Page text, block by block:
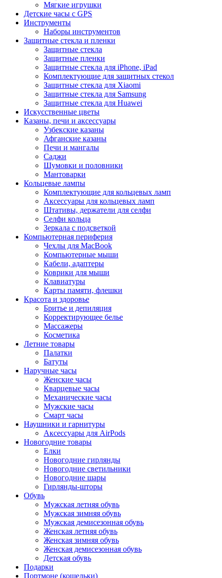
Мягкие игрушки
Детские часы с GPS
Инструменты
Наборы инструментов
Защитные стекла и пленки
Защитные стекла
Защитные пленки
Защитные стекла для iPhone, iPad
Комплектующие для защитных стекол
Защитные стекла для Xiaomi
Защитные стекла для Samsung
Защитные стекла для Huawei
Искусственные цветы
Казаны, печи и аксессуары
Узбекские казаны
Афганские казаны
Печи и мангалы
Саджи
Шумовки и половники
Мантоварки
Кольцевые лампы
Комплектующие для кольцевых ламп
Аксессуары для кольцевых ламп
Штативы, держатели для селфи
Селфи кольца
Зеркала с подсветкой
Компьютерная периферия
Чехлы для MacBook
Компьютерные мыши
Кабели, адаптеры
Коврики для мыши
Клавиатуры
Карты памяти, флешки
Красота и здоровье
Бритье и депиляция
Корректирующее белье
Массажеры
Косметика
Летние товары
Палатки
Батуты
Наручные часы
Женские часы
Кварцевые часы
Механические часы
Мужские часы
Смарт часы
Наушники и гарнитуры
Аксессуары для AirPods
Новогодние товары
Елки
Новогодние гирлянды
Новогодние светильники
Новогодние шары
Гирлянды-шторы
Обувь
Мужская летняя обувь
Мужская зимняя обувь
Мужская демисезонная обувь
Женская летняя обувь
Женская зимняя обувь
Женская демисезонная обувь
Детская обувь
Подарки
Портмоне (кошельки)